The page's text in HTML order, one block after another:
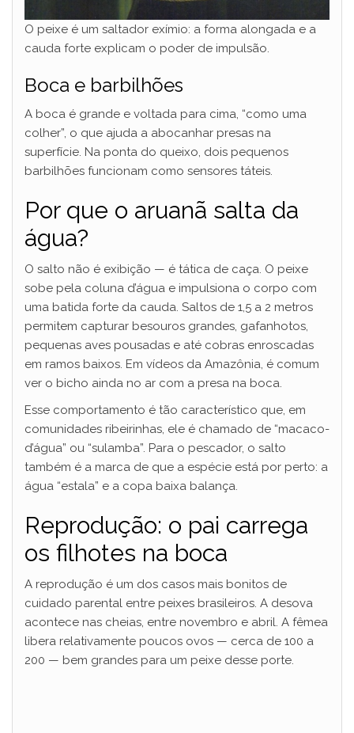
O peixe é um saltador exímio: a forma alongada e a
cauda forte explicam o poder de impulsão.
Boca e barbilhões
A boca é grande e voltada para cima, “como uma
colher”, o que ajuda a abocanhar presas na
superfície. Na ponta do queixo, dois pequenos
barbilhões funcionam como sensores táteis.
Por que o aruanã salta da
água?
O salto não é exibição — é tática de caça. O peixe
sobe pela coluna d’água e impulsiona o corpo com
uma batida forte da cauda. Saltos de 1,5 a 2 metros
permitem capturar besouros grandes, gafanhotos,
pequenas aves pousadas e até cobras enroscadas
em ramos baixos. Em vídeos da Amazônia, é comum
ver o bicho ainda no ar com a presa na boca.
Esse comportamento é tão característico que, em
comunidades ribeirinhas, ele é chamado de “macaco-
d’água” ou “sulamba”. Para o pescador, o salto
também é a marca de que a espécie está por perto: a
água “estala” e a copa baixa balança.
Reprodução: o pai carrega
os filhotes na boca
A reprodução é um dos casos mais bonitos de
cuidado parental entre peixes brasileiros. A desova
acontece nas cheias, entre novembro e abril. A fêmea
libera relativamente poucos ovos — cerca de 100 a
200 — bem grandes para um peixe desse porte.